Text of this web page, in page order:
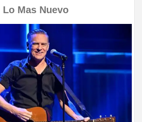
Lo Mas Nuevo